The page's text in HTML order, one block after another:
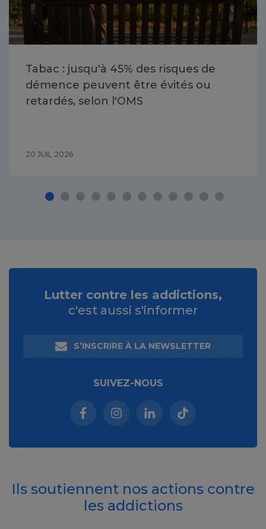
Tabac : jusqu'à 45% des risques de
démence peuvent être évités ou
retardés, selon l'OMS
20 JUIL 2026
Lutter contre les addictions,
c'est aussi s'informer
S’INSCRIRE À LA NEWSLETTER
SUIVEZ-NOUS
Facebook (nouvelle fenêtre)
Instagram (nouvelle fenêtre)
Linkedin (nouvelle
Tiktok (nouvelle
Ils soutiennent nos actions contre
les addictions